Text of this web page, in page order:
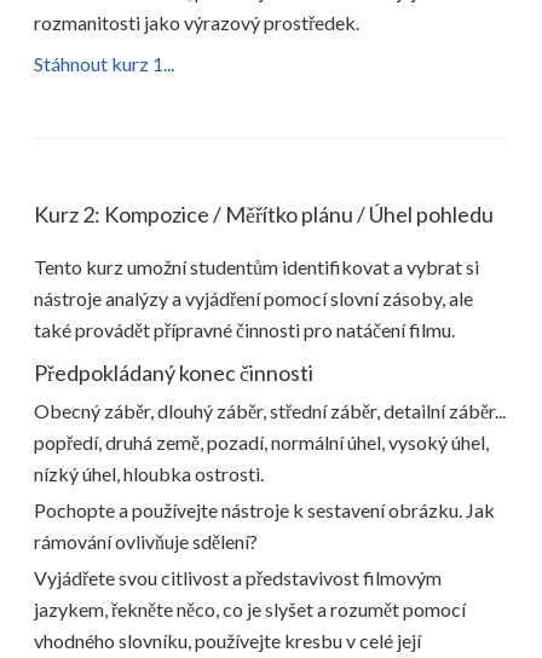
rozmanitosti jako výrazový prostředek.
Stáhnout kurz 1...
Kurz 2: Kompozice / Měřítko plánu / Úhel pohledu
Tento kurz umožní studentům identifikovat a vybrat si
nástroje analýzy a vyjádření pomocí slovní zásoby, ale
také provádět přípravné činnosti pro natáčení filmu.
Předpokládaný konec činnosti
Obecný záběr, dlouhý záběr, střední záběr, detailní záběr...
popředí, druhá země, pozadí, normální úhel, vysoký úhel,
nízký úhel, hloubka ostrosti.
Pochopte a používejte nástroje k sestavení obrázku. Jak
rámování ovlivňuje sdělení?
Vyjádřete svou citlivost a představivost filmovým
jazykem, řekněte něco, co je slyšet a rozumět pomocí
vhodného slovníku, používejte kresbu v celé její